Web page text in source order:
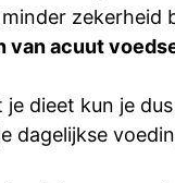
van acuut
dieet kun je
dagelijkse